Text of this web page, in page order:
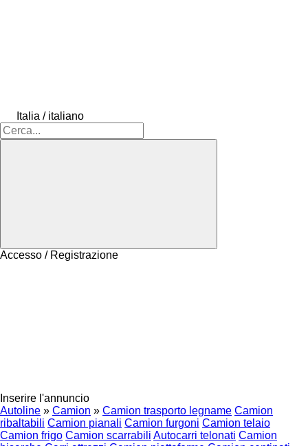
Italia / italiano
Accesso / Registrazione
Inserire l'annuncio
Autoline » Camion » Camion trasporto legname Camion
ribaltabili Camion pianali Camion furgoni Camion telaio
Camion frigo Camion scarrabili Autocarri telonati Camion